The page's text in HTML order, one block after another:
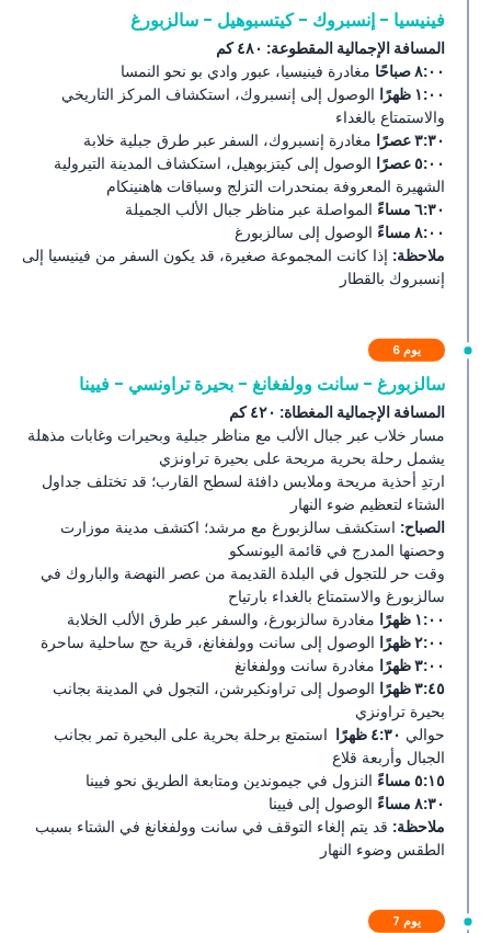
فينيسيا - إنسبروك - كيتسبوهيل - سالزبورغ
المسافة الإجمالية المقطوعة: ٤٨٠ كم
٨:٠٠ صباحًا
مغادرة فينيسيا، عبور وادي بو نحو النمسا
١:٠٠ ظهرًا
الوصول إلى إنسبروك، استكشاف المركز التاريخي
والاستمتاع بالغداء
٣:٣٠ عصرًا
مغادرة إنسبروك، السفر عبر طرق جبلية خلابة
٥:٠٠ عصرًا
الوصول إلى كيتزبوهيل، استكشاف المدينة التيرولية
الشهيرة المعروفة بمنحدرات التزلج وسباقات هاهنينكام
٦:٣٠ مساءً
المواصلة عبر مناظر جبال الألب الجميلة
٨:٠٠ مساءً
الوصول إلى سالزبورغ
ملاحظة: إذا كانت المجموعة صغيرة، قد يكون السفر من فينيسيا إلى
إنسبروك بالقطار
يوم 6
سالزبورغ - سانت وولفغانغ - بحيرة تراونسي - فيينا
المسافة الإجمالية المغطاة: ٤٢٠ كم
مسار خلاب عبر جبال الألب مع مناظر جبلية وبحيرات وغابات مذهلة
يشمل رحلة بحرية مريحة على بحيرة تراونزي
ارتدِ أحذية مريحة وملابس دافئة لسطح القارب؛ قد تختلف جداول
الشتاء لتعظيم ضوء النهار
الصباح: استكشف سالزبورغ مع مرشد؛ اكتشف مدينة موزارت
وحصنها المدرج في قائمة اليونسكو
وقت حر للتجول في البلدة القديمة من عصر النهضة والباروك في
سالزبورغ والاستمتاع بالغداء بارتياح
١:٠٠ ظهرًا
مغادرة سالزبورغ، والسفر عبر طرق الألب الخلابة
٢:٠٠ ظهرًا
الوصول إلى سانت وولفغانغ، قرية حج ساحلية ساحرة
٣:٠٠ ظهرًا
مغادرة سانت وولفغانغ
٣:٤٥ ظهرًا
الوصول إلى تراونكيرشن، التجول في المدينة بجانب
بحيرة تراونزي
حوالي ٤:٣٠ ظهرًا
استمتع برحلة بحرية على البحيرة تمر بجانب
الجبال وأربعة قلاع
٥:١٥ مساءً
النزول في جيموندين ومتابعة الطريق نحو فيينا
٨:٣٠ مساءً
الوصول إلى فيينا
ملاحظة: قد يتم إلغاء التوقف في سانت وولفغانغ في الشتاء بسبب
الطقس وضوء النهار
يوم 7